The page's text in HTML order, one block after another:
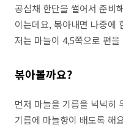
공심채 한단을 썰어서 준비
이는데요, 볶아내면 나중에
저는 마늘이 4,5쪽으로 편
볶아볼까요?
먼저 마늘을 기름을 넉넉히
기름에 마늘향이 배도록 해